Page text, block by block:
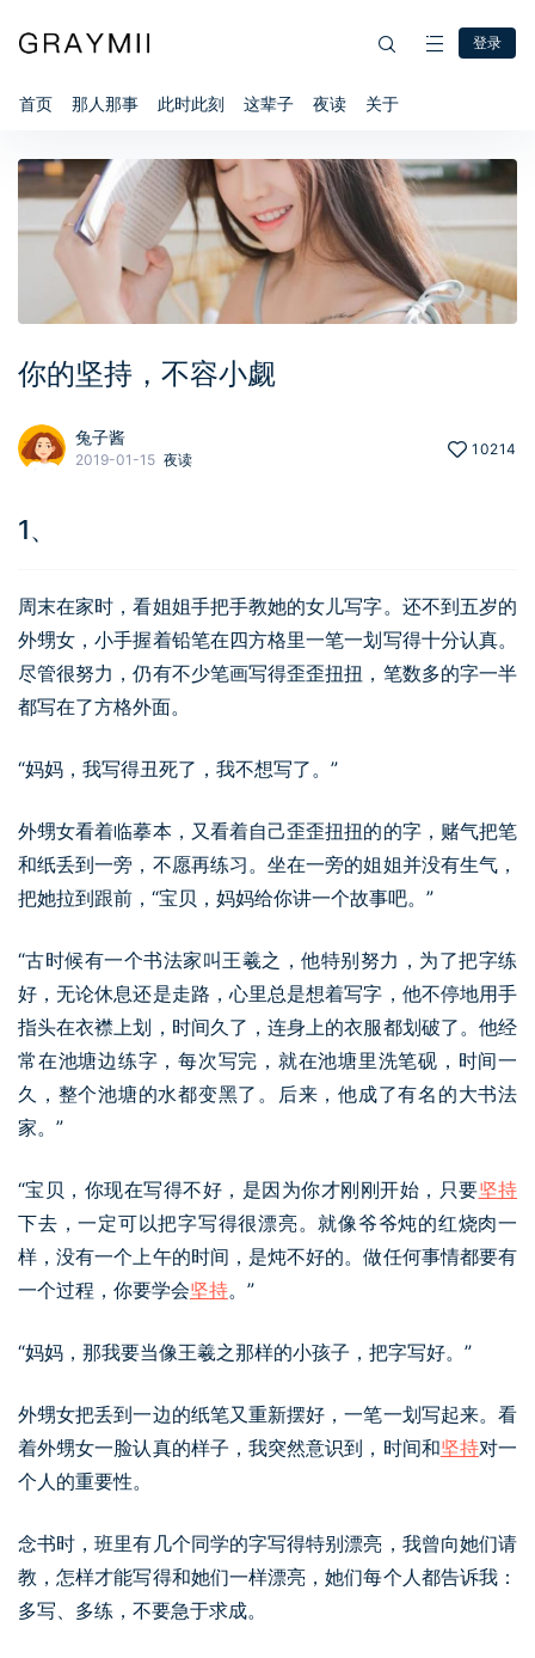
登录
首页 那人那事 此时此刻 这辈子 夜读 关于
你的坚持，不容小觑
兔子酱
2019-01-15 夜读
10214
1、
周末在家时，看姐姐手把手教她的女儿写字。还不到五岁的
外甥女，小手握着铅笔在四方格里一笔一划写得十分认真。
尽管很努力，仍有不少笔画写得歪歪扭扭，笔数多的字一半
都写在了方格外面。
“妈妈，我写得丑死了，我不想写了。”
外甥女看着临摹本，又看着自己歪歪扭扭的的字，赌气把笔
和纸丢到一旁，不愿再练习。坐在一旁的姐姐并没有生气，
把她拉到跟前，“宝贝，妈妈给你讲一个故事吧。”
“古时候有一个书法家叫王羲之，他特别努力，为了把字练
好，无论休息还是走路，心里总是想着写字，他不停地用手
指头在衣襟上划，时间久了，连身上的衣服都划破了。他经
常在池塘边练字，每次写完，就在池塘里洗笔砚，时间一
久，整个池塘的水都变黑了。后来，他成了有名的大书法
家。”
“宝贝，你现在写得不好，是因为你才刚刚开始，只要坚持
下去，一定可以把字写得很漂亮。就像爷爷炖的红烧肉一
样，没有一个上午的时间，是炖不好的。做任何事情都要有
一个过程，你要学会坚持。”
“妈妈，那我要当像王羲之那样的小孩子，把字写好。”
外甥女把丢到一边的纸笔又重新摆好，一笔一划写起来。看
着外甥女一脸认真的样子，我突然意识到，时间和坚持对一
个人的重要性。
念书时，班里有几个同学的字写得特别漂亮，我曾向她们请
教，怎样才能写得和她们一样漂亮，她们每个人都告诉我：
多写、多练，不要急于求成。